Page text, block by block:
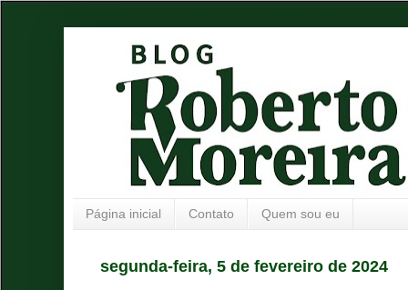
Página inicial Contato Quem sou eu
segunda-feira, 5 de fevereiro de 2024